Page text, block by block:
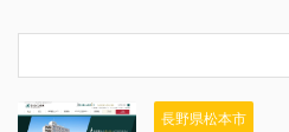
長野県松本市